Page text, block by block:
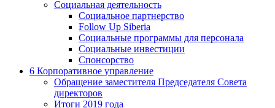
Социальная деятельность
Социальное партнерство
Follow Up Siberia
Социальные программы для персонала
Социальные инвестиции
Спонсорство
6 Корпоративное управление
Обращение заместителя Председателя Совета
директоров
Итоги 2019 года